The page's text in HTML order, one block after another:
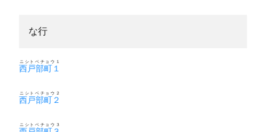
な行
西戸部町１
ニシトベチョウ１
西戸部町２
ニシトベチョウ２
ニシトベチョウ３